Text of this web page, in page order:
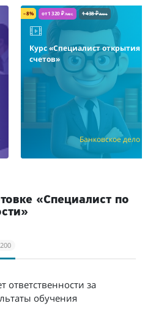
– 8% от 1 320 ₽/мес. 1 438 ₽/мес.
Курс «Специалист открытия
счетов»
Банковское дело
«Специалист по
200
ответственности за
обучения